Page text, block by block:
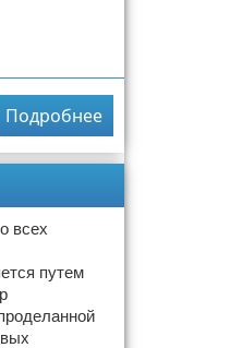
Подробнее
всех
путем